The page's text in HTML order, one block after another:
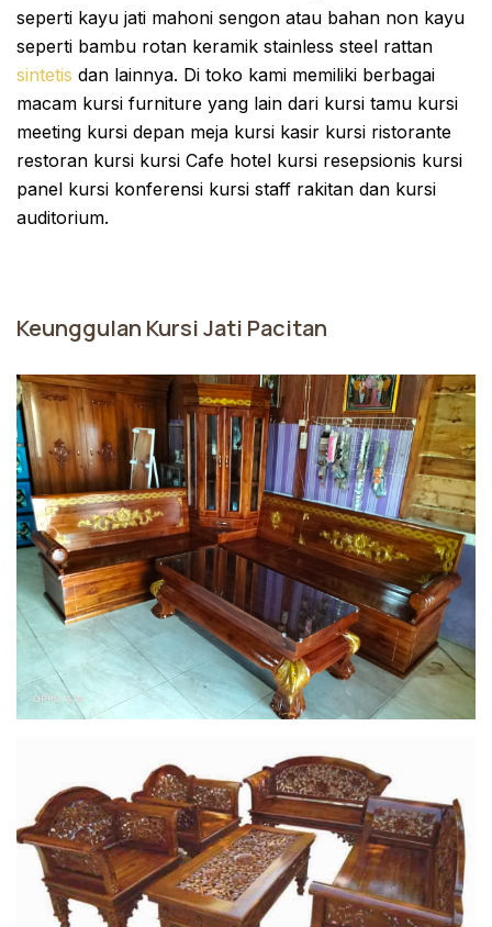
seperti kayu jati mahoni sengon atau bahan non kayu
seperti bambu rotan keramik stainless steel rattan
sintetis dan lainnya. Di toko kami memiliki berbagai
macam kursi furniture yang lain dari kursi tamu kursi
meeting kursi depan meja kursi kasir kursi ristorante
restoran kursi kursi Cafe hotel kursi resepsionis kursi
panel kursi konferensi kursi staff rakitan dan kursi
auditorium.
Keunggulan Kursi Jati Pacitan